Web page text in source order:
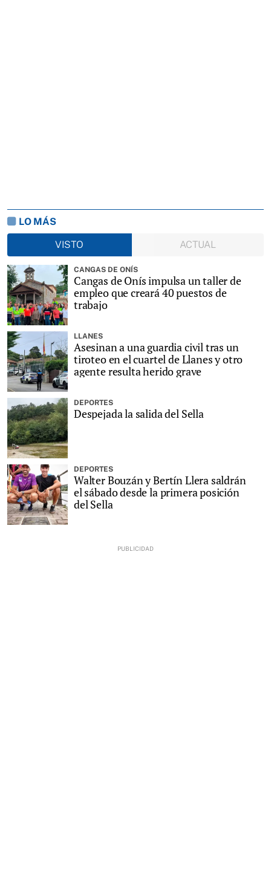
LO MÁS
VISTO
ACTUAL
CANGAS DE ONÍS
Cangas de Onís impulsa un taller de
empleo que creará 40 puestos de
trabajo
LLANES
Asesinan a una guardia civil tras un
tiroteo en el cuartel de Llanes y otro
agente resulta herido grave
DEPORTES
Despejada la salida del Sella
DEPORTES
Walter Bouzán y Bertín Llera saldrán
el sábado desde la primera posición
del Sella